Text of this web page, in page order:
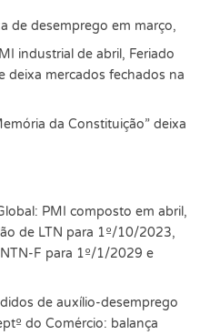
de desemprego em março,
industrial de abril, Feriado
deixa mercados fechados na
da Constituição” deixa
PMI composto em abril,
de LTN para 1º/10/2023,
F para 1º/1/2029 e
de auxílio-desemprego
do Comércio: balança